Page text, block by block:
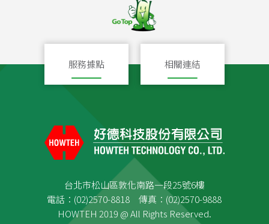
服務據點 相關連結
台北市松山區敦化南路一段25號6樓
電話：(02)2570-8818 傳真：(02)2570-9888
HOWTEH 2019 @ All Rights Reserved.